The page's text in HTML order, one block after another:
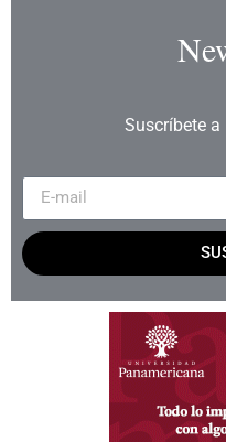
Suscríbete